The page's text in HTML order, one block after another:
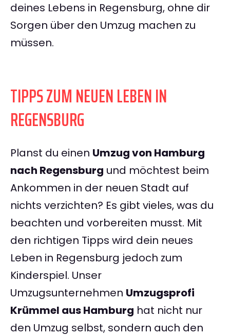
deines Lebens in Regensburg, ohne dir
Sorgen über den Umzug machen zu
müssen.
TIPPS ZUM NEUEN LEBEN IN
REGENSBURG
Planst du einen Umzug von Hamburg
nach Regensburg und möchtest beim
Ankommen in der neuen Stadt auf
nichts verzichten? Es gibt vieles, was du
beachten und vorbereiten musst. Mit
den richtigen Tipps wird dein neues
Leben in Regensburg jedoch zum
Kinderspiel. Unser
Umzugsunternehmen Umzugsprofi
Krümmel aus Hamburg hat nicht nur
den Umzug selbst, sondern auch den